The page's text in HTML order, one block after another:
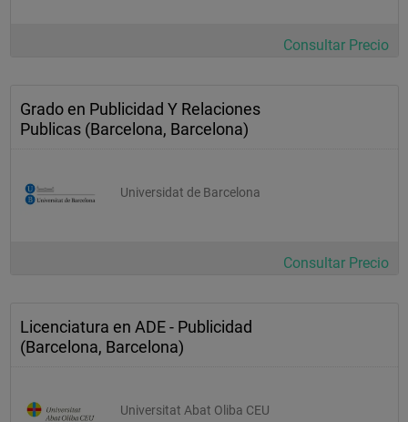
Consultar Precio
Grado en Publicidad Y Relaciones
Publicas (Barcelona, Barcelona)
Universidat de Barcelona
Consultar Precio
Licenciatura en ADE - Publicidad
(Barcelona, Barcelona)
Universitat Abat Oliba CEU